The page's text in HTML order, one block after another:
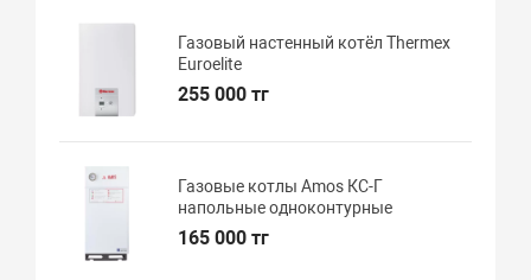
Газовый настенный котёл Thermex
Euroelite
255 000 тг
Газовые котлы Amos КС-Г
напольные одноконтурные
165 000 тг